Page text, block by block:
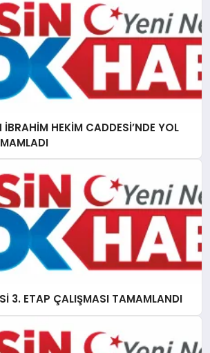
İBRAHİM HEKİM CADDESİ’NDE YOL
3. ETAP ÇALIŞMASI TAMAMLANDI